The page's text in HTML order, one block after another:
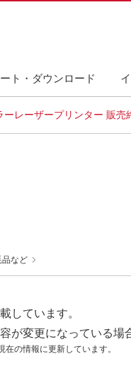
ト・ダウンロード
ーレーザープリンター 販売
品など
しています。
が変更になっている場
の情報に更新しています。